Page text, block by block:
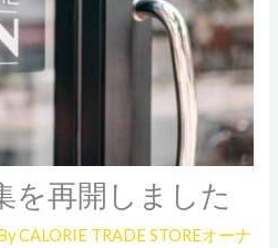
を再開しました
CALORIE TRADE STOREオーナ